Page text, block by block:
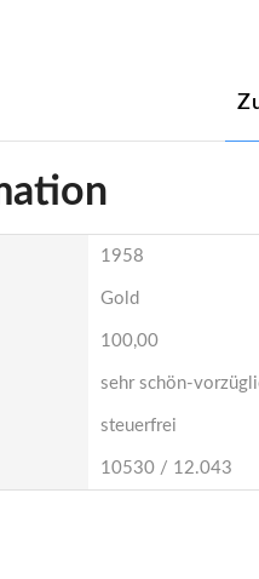
1958
Gold
100,00
sehr schön-
steuerfrei
10530 / 12.043